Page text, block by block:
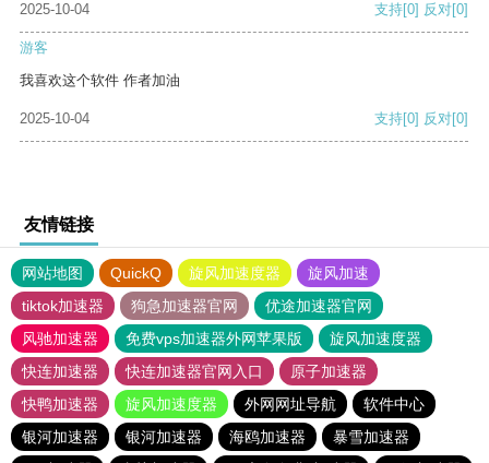
2025-10-04
支持[0] 反对[0]
游客
我喜欢这个软件 作者加油
2025-10-04 支持[0] 反对[0]
友情链接
网站地图 QuickQ 旋风加速度器
旋风加速
tiktok加速器
狗急加速器官网
优途加速器官网
风驰加速器
免费vps加速器外网苹果版
旋风加速度器
快连加速器
快连加速器官网入口
原子加速器
快鸭加速器
旋风加速度器 外网网址导航
软件中心
银河加速器
银河加速器 海鸥加速器
暴雪加速器